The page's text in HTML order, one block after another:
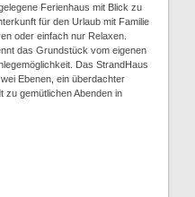
Ferienhaus mit Blick zu
für den Urlaub mit Familie
oder einfach nur Relaxen.
das Grundstück vom eigenen
Das StrandHaus
Ebenen, ein überdachter
zu gemütlichen Abenden in